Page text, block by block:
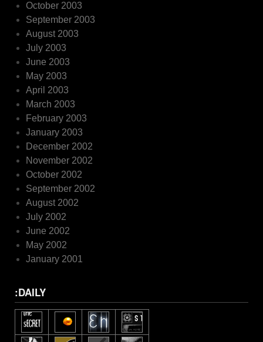
October 2003
September 2003
August 2003
July 2003
June 2003
May 2003
April 2003
March 2003
February 2003
January 2003
December 2002
November 2002
October 2002
September 2002
August 2002
July 2002
June 2002
May 2002
January 2001
:DAILY